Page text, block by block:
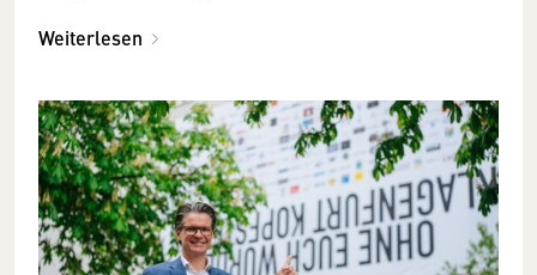
Weiterlesen